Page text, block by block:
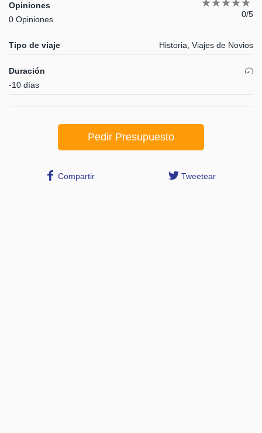
Opiniones
0 Opiniones
0/5
Tipo de viaje Historia, Viajes de Novios
Duración
-10 días
Pedir Presupuesto
Compartir Tweetear